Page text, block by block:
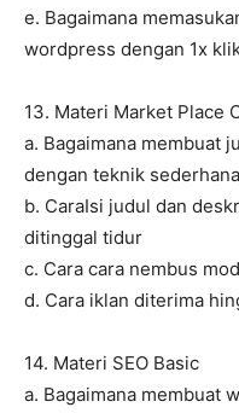
e. Bagaimana
wordpress dengan 1x
13. Materi Market Place
a. Bagaimana membuat
dengan teknik sederhana
b. CaraIsi judul dan
ditinggal tidur
c. Cara cara nembus
d. Cara iklan diterima
14. Materi SEO Basic
a. Bagaimana membuat